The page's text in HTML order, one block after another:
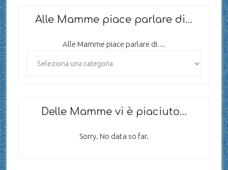
Alle Mamme piace parlare di…
Alle Mamme piace parlare di…
Delle Mamme vi è piaciuto…
Sorry. No data so far.